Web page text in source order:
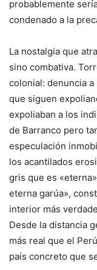
probablemente
condenado a la
La nostalgia que
sino combativa.
colonial: denuncia
que siguen
expoliaban a los
de Barranco pero
especulación
los acantilados
gris que es
eterna garúa»,
interior más
Desde la distancia
más real que el
país concreto que